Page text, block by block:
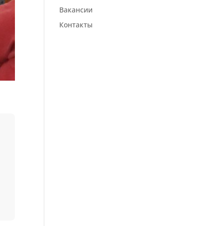
Вакансии
Контакты